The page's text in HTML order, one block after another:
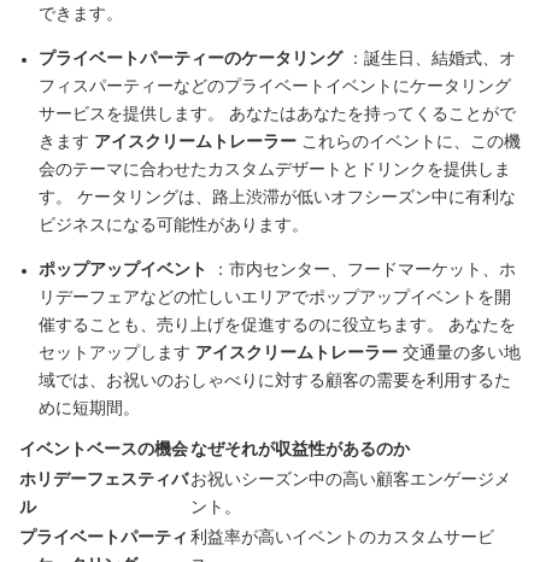
できます。
プライベートパーティーのケータリング
：誕生日、結婚式、オ
フィスパーティーなどのプライベートイベントにケータリング
サービスを提供します。 あなたはあなたを持ってくることがで
きます アイスクリームトレーラー これらのイベントに、この機
会のテーマに合わせたカスタムデザートとドリンクを提供しま
す。 ケータリングは、路上渋滞が低いオフシーズン中に有利な
ビジネスになる可能性があります。
ポップアップイベント
：市内センター、フードマーケット、ホ
リデーフェアなどの忙しいエリアでポップアップイベントを開
催することも、売り上げを促進するのに役立ちます。 あなたを
セットアップします アイスクリームトレーラー 交通量の多い地
域では、お祝いのおしゃべりに対する顧客の需要を利用するた
めに短期間。
イベントベースの機会なぜそれが収益性があるのか
ホリデーフェスティバ
ル
お祝いシーズン中の高い顧客エンゲージメ
ント。
プライベートパーティ 利益率が高いイベントのカスタムサービ